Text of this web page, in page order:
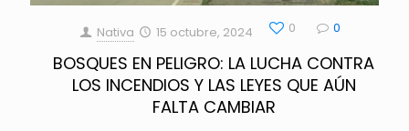
Nativa 15 octubre, 2024 0 0
BOSQUES EN PELIGRO: LA LUCHA CONTRA
LOS INCENDIOS Y LAS LEYES QUE AÚN
FALTA CAMBIAR